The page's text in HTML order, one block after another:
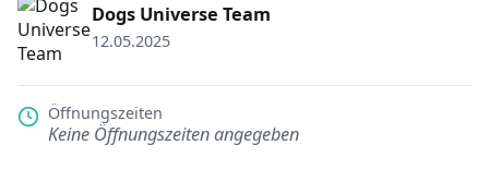
Dogs Universe Team
12.05.2025
Öffnungszeiten
Keine Öffnungszeiten angegeben